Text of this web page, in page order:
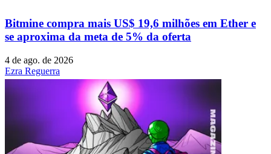
Bitmine compra mais US$ 19,6 milhões em Ether e
se aproxima da meta de 5% da oferta
4 de ago. de 2026
Ezra Reguerra